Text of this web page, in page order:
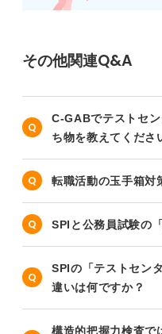
その他関連Q&A
C-GABでテストセ
ち物を教えてくださ
転職活動の玉手箱対
SPIと公務員試験の
SPIの「テストセン
違いは何ですか？
構造的把握力検査で